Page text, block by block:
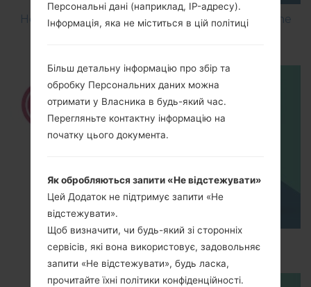
How to Flash Stock Firmware on LG Smartphone
How to Hard Reset on LG G5 H850?
Персональні дані (наприклад, IP-адресу).
Інформація, яка не міститься в цій політиці
Більш детальну інформацію про збір та
обробку Персональних даних можна
отримати у Власника в будь-який час.
Перегляньте контактну інформацію на
початку цього документа.
Як обробляються запити «Не відстежувати»
Цей Додаток не підтримує запити «Не
відстежувати».
Щоб визначити, чи будь-який зі сторонніх
сервісів, які вона використовує, задовольняє
запити «Не відстежувати», будь ласка,
прочитайте їхні політики конфіденційності.